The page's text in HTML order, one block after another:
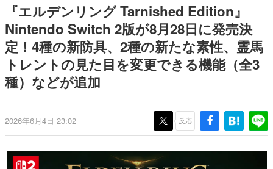
きます。
赫本
この物語を解いてはいけない。『赫本』は、〈試験問題〉
の形をした短編ホラー小説集です。
新世代に訊く
これからのデジタルゲーム市場を担う若きクリエイター達
ゲーム世代の作家たち
ゲームに多大な影響を受けた作家さんに取材し、ゲームが
『エルデンリング Tarnished Edition』
Nintendo Switch 2版が8月28日に発売決
定！4種の新防具、2種の新たな素性、霊馬
トレントの見た目を変更できる機能（全3
種）などが追加
2026年6月4日 23:02 反応